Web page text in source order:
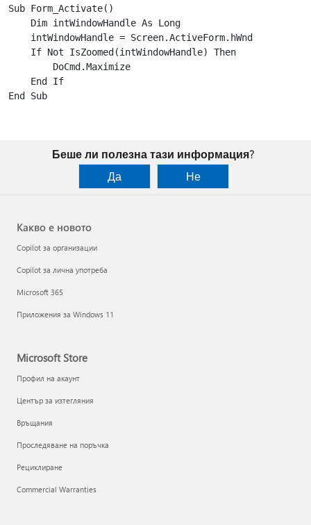
Sub Form_Activate()
    Dim intWindowHandle As Long
    intWindowHandle = Screen.ActiveForm.hWnd
    If Not IsZoomed(intWindowHandle) Then
        DoCmd.Maximize
    End If
End Sub
Беше ли полезна тази информация?
Да
Не
Какво е новото
Copilot за организации
Copilot за лична употреба
Microsoft 365
Приложения за Windows 11
Microsoft Store
Профил на акаунт
Център за изтегляния
Връщания
Проследяване на поръчка
Рециклиране
Commercial Warranties